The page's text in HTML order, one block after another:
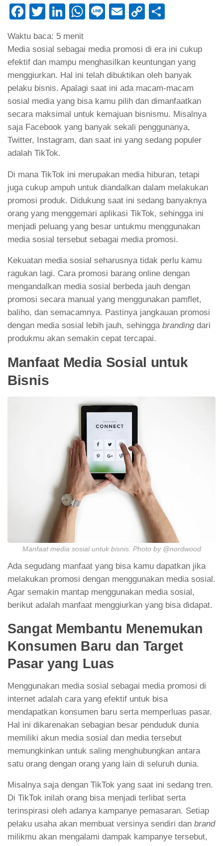
Facebook
TwitterLinkedIn
WhatsApp
LineEmailCopy
Waktu baca: 5 menit
Media sosial sebagai media promosi di era ini cukup
efektif dan mampu menghasilkan keuntungan yang
menggiurkan. Hal ini telah dibuktikan oleh banyak
pelaku bisnis. Apalagi saat ini ada macam-macam
sosial media yang bisa kamu pilih dan dimanfaatkan
secara maksimal untuk kemajuan bisnismu. Misalnya
saja Facebook yang banyak sekali penggunanya,
Twitter, Instagram, dan saat ini yang sedang populer
adalah TikTok.
Di mana TikTok ini merupakan media hiburan, tetapi
juga cukup ampuh untuk diandalkan dalam melakukan
promosi produk. Didukung saat ini sedang banyaknya
orang yang menggemari aplikasi TikTok, sehingga ini
menjadi peluang yang besar untukmu menggunakan
media sosial tersebut sebagai media promosi.
Kekuatan media sosial seharusnya tidak perlu kamu
ragukan lagi. Cara promosi barang online dengan
mengandalkan media sosial berbeda jauh dengan
promosi secara manual yang menggunakan pamflet,
baliho, dan semacamnya. Pastinya jangkauan promosi
dengan media sosial lebih jauh, sehingga brandingdari
produkmu akan semakin cepat tercapai.
Manfaat Media Sosial untuk
Bisnis
Manfaat media sosial untuk bisnis. Photo by @nordwood
Ada segudang manfaat yang bisa kamu dapatkan jika
melakukan promosi dengan menggunakan media sosial.
Agar semakin mantap menggunakan media sosial,
berikut adalah manfaat menggiurkan yang bisa didapat.
Sangat Membantu Menemukan
Konsumen Baru dan Target
Pasar yang Luas
Menggunakan media sosial sebagai media promosi di
internet adalah cara yang efektif untuk bisa
mendapatkan konsumen baru serta memperluas pasar.
Hal ini dikarenakan sebagian besar penduduk dunia
memiliki akun media sosial dan media tersebut
memungkinkan untuk saling menghubungkan antara
satu orang dengan orang yang lain di seluruh dunia.
Misalnya saja dengan TikTok yang saat ini sedang tren.
Di TikTok inilah orang bisa menjadi terlibat serta
terinspirasi oleh adanya kampanye pemasaran. Setiap
pelaku usaha akan membuat versinya sendiri dan brand
milikmu akan mengalami dampak kampanye tersebut,